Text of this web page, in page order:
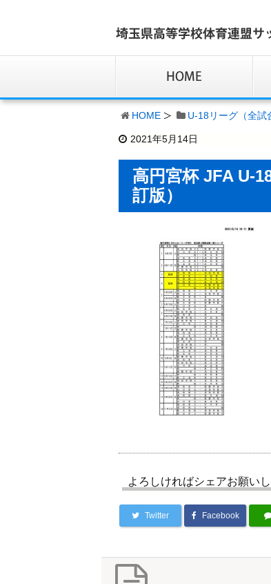
HOME U-18リーグ（全試
2021年5月14日
高円宮杯 JFA U-
訂版）
よろしければシェアお願い
Twitter Facebook